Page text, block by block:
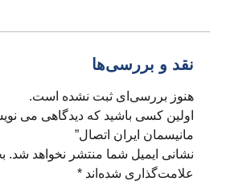
نقد و بررسی‌ها
هنوز بررسی‌ای ثبت نشده است.
اولین کسی باشید که دیدگاهی می
مانیسمان ایران اتصال”
نشانی ایمیل شما منتشر نخواهد شد.
علامت‌گذاری شده‌اند *